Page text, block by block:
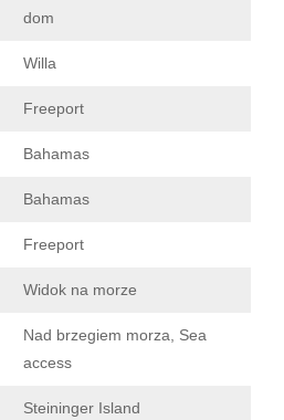
dom
Willa
Freeport
Bahamas
Bahamas
Freeport
Widok na morze
Nad brzegiem morza, Sea
access
Steininger Island